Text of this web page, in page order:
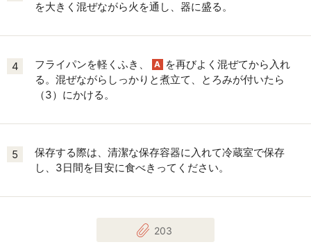
を大きく混ぜながら火を通し、器に盛る。
4 フライパンを軽くふき、 A を再びよく混ぜてから入れ
る。混ぜながらしっかりと煮立て、とろみが付いたら
（3）にかける。
5
保存する際は、清潔な保存容器に入れて冷蔵室で保存
し、3日間を目安に食べきってください。
203